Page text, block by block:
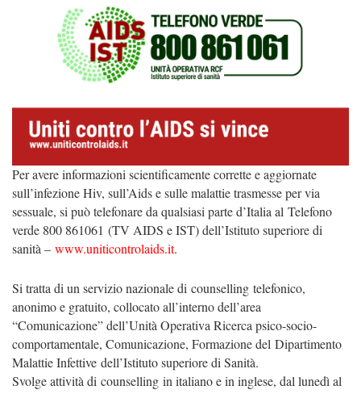
Per avere informazioni scientificamente corrette e aggiornate
sull’infezione Hiv, sull’Aids e sulle malattie trasmesse per via
sessuale, si può telefonare da qualsiasi parte d’Italia al Telefono
verde 800 861061 (TV AIDS e IST) dell’Istituto superiore di
sanità – www.uniticontrolaids.it.
Si tratta di un servizio nazionale di counselling telefonico,
anonimo e gratuito, collocato all’interno dell’area
“Comunicazione” dell’Unità Operativa Ricerca psico-socio-
comportamentale, Comunicazione, Formazione del Dipartimento
Malattie Infettive dell’Istituto superiore di Sanità.
Svolge attività di counselling in italiano e in inglese, dal lunedì al